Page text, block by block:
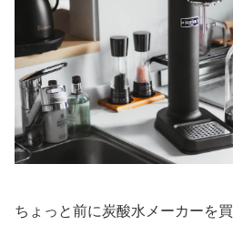
ちょっと前に炭酸水メーカーを買